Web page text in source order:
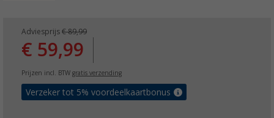
Adviesprijs € 89,99
€ 59,99
Prijzen incl. BTW gratis verzending
Verzeker tot 5% voordeelkaartbonus